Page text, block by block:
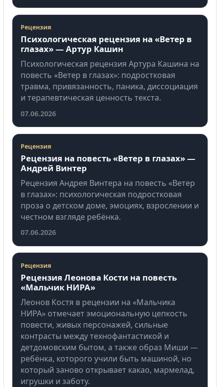
Рецензия
Психологическая рецензия на «Ветер в
глазах» — Артур Кашин
Психологическая рецензия Артура Кашина на
повесть «Ветер в глазах»: подростковая
травма, привязанность, паника, диссоциация
и терапевтическая ценность текста.
07.06.2026
Рецензия
Рецензия на повесть «Ветер в глазах» —
Андрей Винтер
Рецензия Андрея Винтера на повесть «Ветер
в глазах»: психологическая подростковая
проза о детском доме, эмоциях, взрослении и
честном взгляде ребёнка.
07.06.2026
Рецензия
Рецензия Леонова Кости на повесть
«Мальчик НИРА»
Леонов Костя в рецензии на «Мальчика
НИРА» отмечает эмоциональную цепкость
повести, живых персонажей, сильные
контрасты между технофантастикой и
детдомовским бытом, а также образ Миши —
ребёнка, которого учили быть машиной, но
который заново открывает какао, мармелад,
игрушки и заботу.